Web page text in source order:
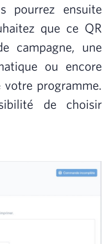
pourrez ensuite
que ce QR
campagne, une
ou encore
programme.
de choisir